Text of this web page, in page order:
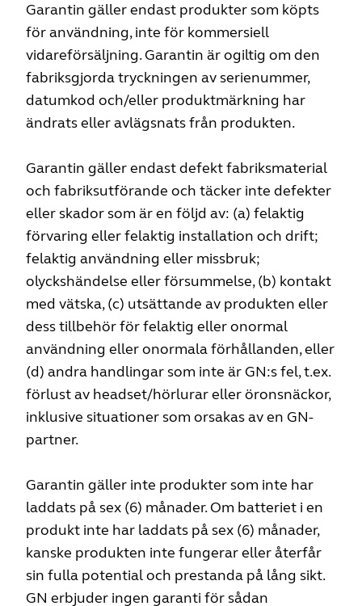
Garantin gäller endast produkter som köpts
för användning, inte för kommersiell
vidareförsäljning. Garantin är ogiltig om den
fabriksgjorda tryckningen av serienummer,
datumkod och/eller produktmärkning har
ändrats eller avlägsnats från produkten.
Garantin gäller endast defekt fabriksmaterial
och fabriksutförande och täcker inte defekter
eller skador som är en följd av: (a) felaktig
förvaring eller felaktig installation och drift;
felaktig användning eller missbruk;
olyckshändelse eller försummelse, (b) kontakt
med vätska, (c) utsättande av produkten eller
dess tillbehör för felaktig eller onormal
användning eller onormala förhållanden, eller
(d) andra handlingar som inte är GN:s fel, t.ex.
förlust av headset/hörlurar eller öronsnäckor,
inklusive situationer som orsakas av en GN-
partner.
Garantin gäller inte produkter som inte har
laddats på sex (6) månader. Om batteriet i en
produkt inte har laddats på sex (6) månader,
kanske produkten inte fungerar eller återfår
sin fulla potential och prestanda på lång sikt.
GN erbjuder ingen garanti för sådan